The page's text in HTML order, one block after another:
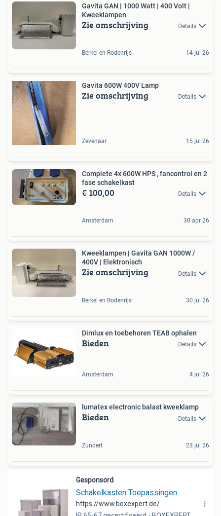
Gavita GAN | 1000 Watt | 400 Volt |
Kweeklampen
Zie omschrijving Details
Berkel en Rodenrijs 14 jul 26
Gavita 600W 400V Lamp
Zie omschrijving Details
Zevenaar 15 jul 26
Complete 4x 600W HPS , fancontrol en 2
fase schakelkast
€ 100,00 Details
Amsterdam 30 apr 26
Kweeklampen | Gavita GAN 1000W /
400V | Elektronisch
Zie omschrijving Details
Berkel en Rodenrijs 30 jul 26
Dimlux en toebehoren TEAB ophalen
Bieden Details
Amsterdam 4 jul 26
lumatex electronic balast kweeklamp
Bieden Details
Zundert 23 jul 26